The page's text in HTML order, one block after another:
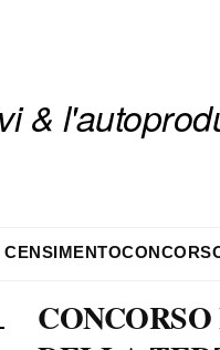
&
CENSIMENTO